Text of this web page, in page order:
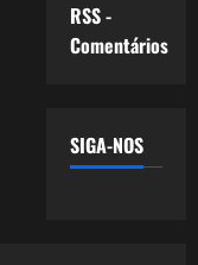
RSS -
Comentários
SIGA-NOS